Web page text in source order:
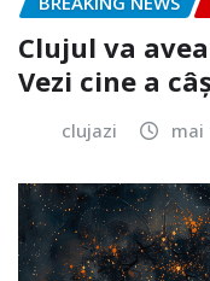
Clujul va
Vezi cine a
clujazi mai